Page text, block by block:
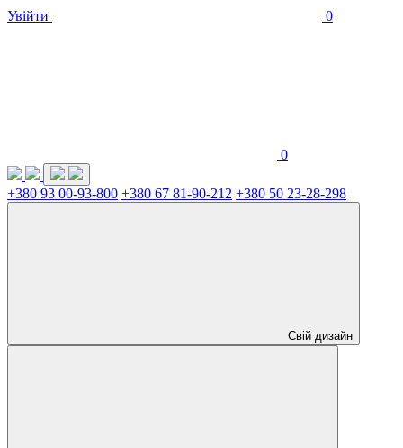
Увійти 0
0
+380 93 00-93-800 +380 67 81-90-212 +380 50 23-28-298
Свій дизайн